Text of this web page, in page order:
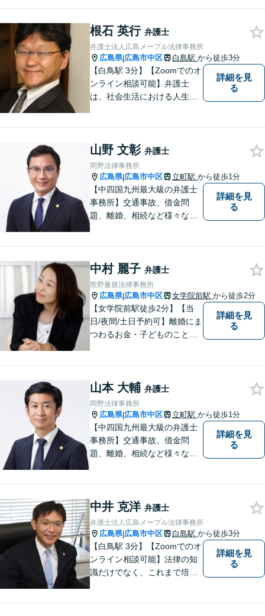
い！
根石 英行 弁護士
弁護士法人広島メープル法律事務所
広島県|広島市中区 白島駅 から徒歩3分
【白鳥駅 3分】【Zoomでのオ
ンライン相談可能】弁護士
は、社会生活における人生の
整えておりますので、困った
とき、迷ったときはお気軽に
ご相談ください。
詳細を見
る
山野 文彰 弁護士
岡野法律事務所
広島県|広島市中区 立町駅 から徒歩1分
【中四国九州最大級の弁護士
事務所】交通事故、借金問
題、離婚、相続など様々な問
い！
詳細を見
る
中村 麗子 弁護士
熊野量規法律事務所
広島県|広島市中区 女学院前駅 から徒歩2分
【女学院前駅徒歩2分】【当
日/夜間/土日予約可】離婚にま
つわるお金・子どものこと、
せください。丁寧にお話を伺
い、お一人おひとりに合った
解決方法を提案します。
詳細を見
る
山本 大輔 弁護士
岡野法律事務所
広島県|広島市中区 立町駅 から徒歩1分
【中四国九州最大級の弁護士
事務所】交通事故、借金問
題、離婚、相続など様々な問
い！
詳細を見
る
中井 克洋 弁護士
弁護士法人広島メープル法律事務所
広島県|広島市中区 白島駅 から徒歩3分
【白鳥駅 3分】【Zoomでのオ
ンライン相談可能】法律の知
識だけでなく、これまで培っ
詳細を見
る